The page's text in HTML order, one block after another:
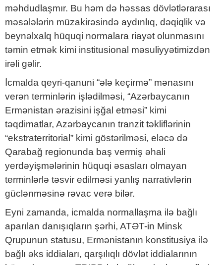
məhdudlaşmır. Bu həm də həssas dövlətlərarası
məsələlərin müzakirəsində aydınlıq, dəqiqlik və
beynəlxalq hüquqi normalara riayət olunmasını
təmin etmək kimi institusional məsuliyyətimizdən
irəli gəlir.
İcmalda qeyri-qanuni “ələ keçirmə” mənasını
verən terminlərin işlədilməsi, “Azərbaycanın
Ermənistan ərazisini işğal etməsi” kimi
təqdimatlar, Azərbaycanın tranzit təkliflərinin
“ekstraterritorial” kimi göstərilməsi, eləcə də
Qarabağ regionunda baş vermiş əhali
yerdəyişmələrinin hüquqi əsasları olmayan
terminlərlə təsvir edilməsi yanlış narrativlərin
güclənməsinə rəvac verə bilər.
Eyni zamanda, icmalda normallaşma ilə bağlı
aparılan danışıqların şərhi, ATƏT-in Minsk
Qrupunun statusu, Ermənistanın konstitusiya ilə
bağlı əks iddiaları, qarşılıqlı dövlət iddialarının